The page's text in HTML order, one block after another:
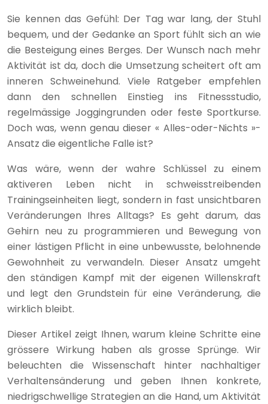
Sie kennen das Gefühl: Der Tag war lang, der Stuhl
bequem, und der Gedanke an Sport fühlt sich an wie
die Besteigung eines Berges. Der Wunsch nach mehr
Aktivität ist da, doch die Umsetzung scheitert oft am
inneren Schweinehund. Viele Ratgeber empfehlen
dann den schnellen Einstieg ins Fitnessstudio,
regelmässige Joggingrunden oder feste Sportkurse.
Doch was, wenn genau dieser « Alles-oder-Nichts »-
Ansatz die eigentliche Falle ist?
Was wäre, wenn der wahre Schlüssel zu einem
aktiveren Leben nicht in schweisstreibenden
Trainingseinheiten liegt, sondern in fast unsichtbaren
Veränderungen Ihres Alltags? Es geht darum, das
Gehirn neu zu programmieren und Bewegung von
einer lästigen Pflicht in eine unbewusste, belohnende
Gewohnheit zu verwandeln. Dieser Ansatz umgeht
den ständigen Kampf mit der eigenen Willenskraft
und legt den Grundstein für eine Veränderung, die
wirklich bleibt.
Dieser Artikel zeigt Ihnen, warum kleine Schritte eine
grössere Wirkung haben als grosse Sprünge. Wir
beleuchten die Wissenschaft hinter nachhaltiger
Verhaltensänderung und geben Ihnen konkrete,
niedrigschwellige Strategien an die Hand, um Aktivität